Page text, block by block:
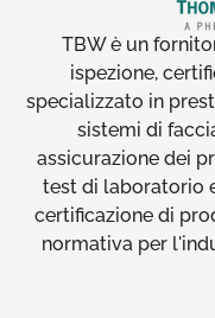
TBW è un
ispezione,
specializzato in
sistemi di
assicurazione dei
test di laboratorio
certificazione di
normativa per